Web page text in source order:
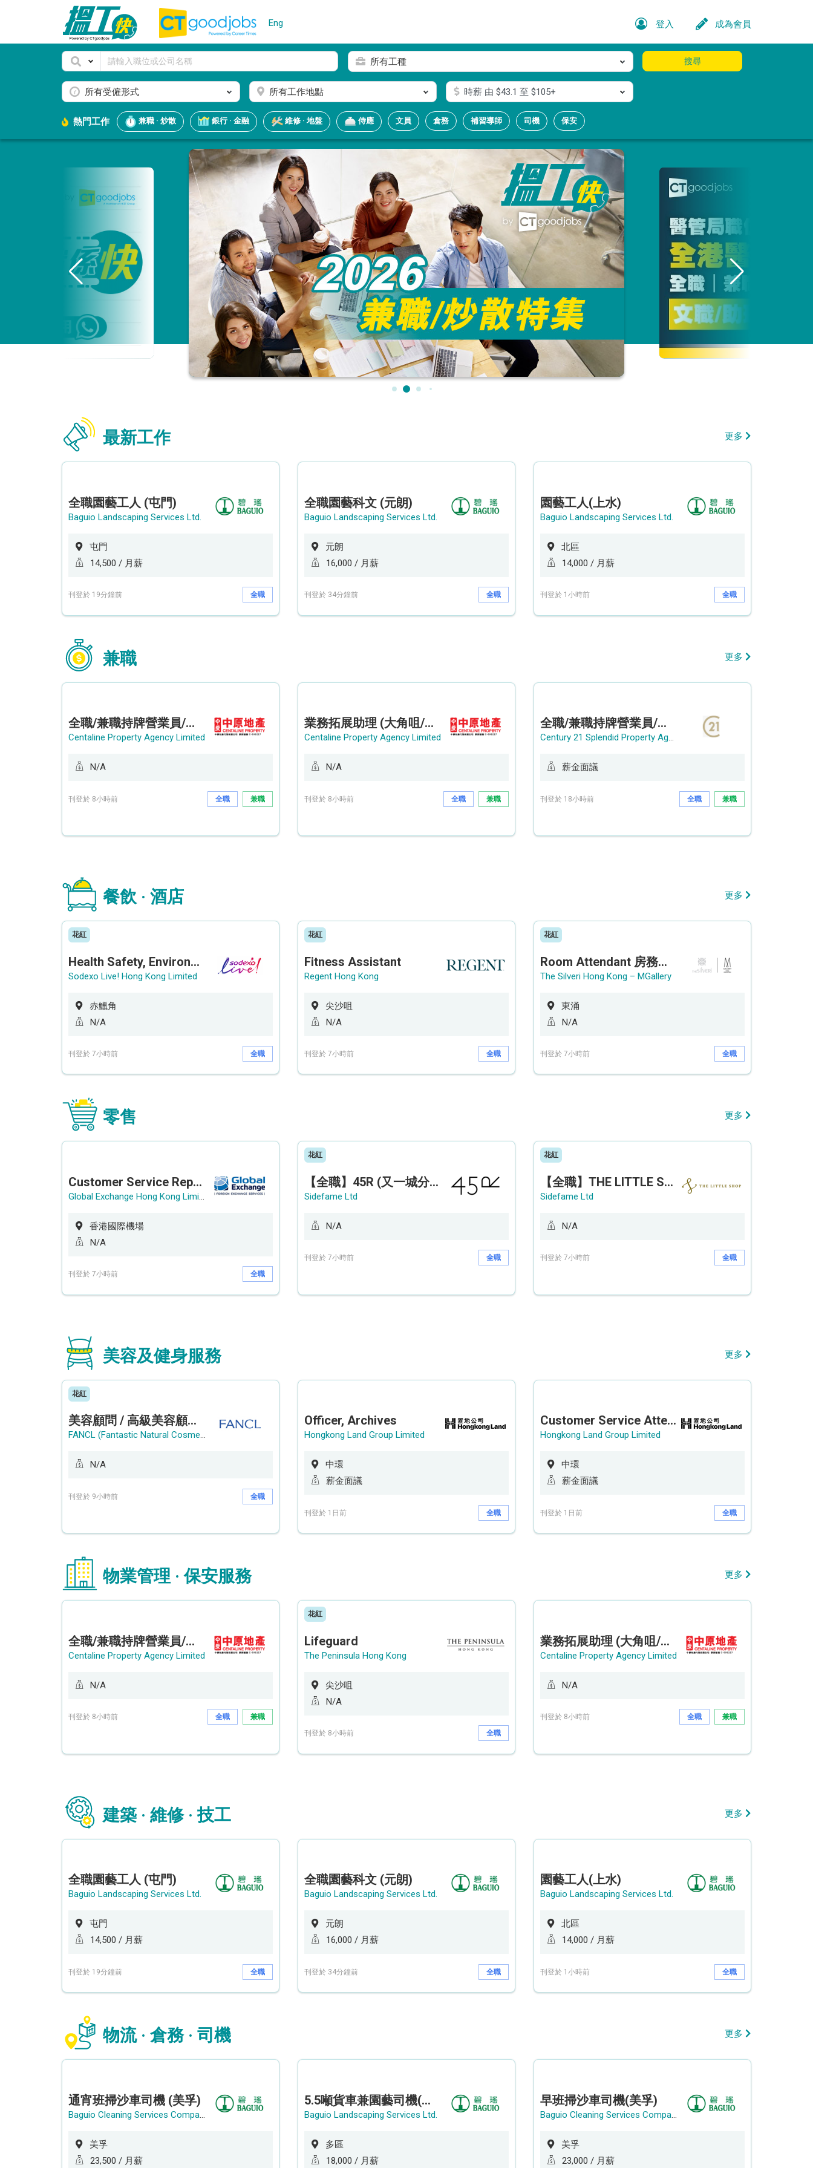
Eng 登入 成為會員
所有工種
所有受僱形式 所有工作地點 時薪由 $43.1 至 $105+
搜尋
熱門工作 兼職 · 炒散 銀行 · 金融 維修 · 地盤 侍應 文員 倉務 補習導師 司機 保安
最新工作 更多
全職園藝工人 (屯門)
Baguio Landscaping Services Ltd.
屯門
14,500 / 月薪
刊登於 19分鐘前 全職
全職園藝科文 (元朗)
Baguio Landscaping Services Ltd.
元朗
16,000 / 月薪
刊登於 34分鐘前 全職
園藝工人(上水)
Baguio Landscaping Services Ltd.
北區
14,000 / 月薪
刊登於 1小時前 全職
兼職 更多
全職/兼職持牌營業員/持牌地產代理 (長沙灣/將軍澳/油塘)
Centaline Property Agency Limited
N/A
刊登於 8小時前 全職 兼職
業務拓展助理 (大角咀/荔枝角/九龍塘)
Centaline Property Agency Limited
N/A
刊登於 8小時前 全職 兼職
全職/兼職持牌營業員/持牌地產代理
Century 21 Splendid Property Agency
薪金面議
刊登於 18小時前 全職 兼職
餐飲 · 酒店 更多
花紅
Health Safety, Environment & Quality Assurance Officer (Maternity cover – 5 months contract)
Sodexo Live! Hong Kong Limited
赤鱲角
N/A
刊登於 7小時前 全職
花紅
Fitness Assistant
Regent Hong Kong
尖沙咀
N/A
刊登於 7小時前 全職
花紅
Room Attendant 房務員 (Accor Hotel)
The Silveri Hong Kong – MGallery
東涌
N/A
刊登於 7小時前 全職
零售 更多
Customer Service Representative (Airport)
Global Exchange Hong Kong Limited
香港國際機場
N/A
刊登於 7小時前 全職
花紅
【全職】45R (又一城分店) Sales Operation Assistant 銷售營運助理【永久保證佣金+新人獎金$3,000】
Sidefame Ltd
N/A
刊登於 7小時前 全職
花紅
【全職】THE LITTLE SHOP (利園分店) Sales Operation Assistant 銷售營運助理【永久保證佣金+新人獎金$3,000】
Sidefame Ltd
N/A
刊登於 7小時前 全職
美容及健身服務 更多
花紅
美容顧問 / 高級美容顧問 (Beauty Consultant / Senior Beauty Consultant)
FANCL (Fantastic Natural Cosmetics Limited)
N/A
刊登於 9小時前 全職
Officer, Archives
Hongkong Land Group Limited
中環
薪金面議
刊登於 1日前 全職
Customer Service Attendant (5-day work)
Hongkong Land Group Limited
中環
薪金面議
刊登於 1日前 全職
物業管理 · 保安服務 更多
全職/兼職持牌營業員/持牌地產代理 (長沙灣/將軍澳/油塘)
Centaline Property Agency Limited
N/A
刊登於 8小時前 全職 兼職
花紅
Lifeguard
The Peninsula Hong Kong
尖沙咀
N/A
刊登於 8小時前 全職
業務拓展助理 (大角咀/荔枝角/九龍塘)
Centaline Property Agency Limited
N/A
刊登於 8小時前 全職 兼職
建築 · 維修 · 技工 更多
全職園藝工人 (屯門)
Baguio Landscaping Services Ltd.
屯門
14,500 / 月薪
刊登於 19分鐘前 全職
全職園藝科文 (元朗)
Baguio Landscaping Services Ltd.
元朗
16,000 / 月薪
刊登於 34分鐘前 全職
園藝工人(上水)
Baguio Landscaping Services Ltd.
北區
14,000 / 月薪
刊登於 1小時前 全職
物流 · 倉務 · 司機 更多
通宵班掃沙車司機 (美孚)
Baguio Cleaning Services Company Limited
美孚
23,500 / 月薪
5.5噸貨車兼園藝司機(港九新界)
Baguio Landscaping Services Ltd.
多區
18,000 / 月薪
早班掃沙車司機(美孚)
Baguio Cleaning Services Company Limited
美孚
23,000 / 月薪